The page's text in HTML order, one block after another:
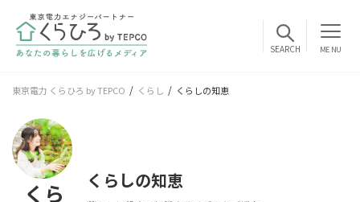
MENU
東京電力 くらひろ by TEPCO くらし くらしの知恵
くら
くらしの知恵